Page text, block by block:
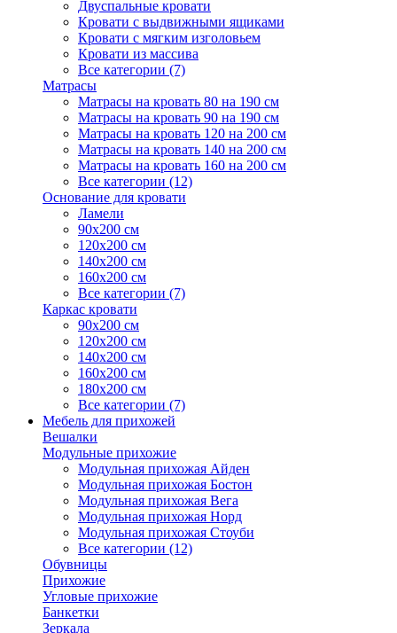
Двуспальные кровати
Кровати с выдвижными ящиками
Кровати с мягким изголовьем
Кровати из массива
Все категории (7)
Матрасы
Матрасы на кровать 80 на 190 см
Матрасы на кровать 90 на 190 см
Матрасы на кровать 120 на 200 см
Матрасы на кровать 140 на 200 см
Матрасы на кровать 160 на 200 см
Все категории (12)
Основание для кровати
Ламели
90х200 см
120х200 см
140х200 см
160х200 см
Все категории (7)
Каркас кровати
90х200 см
120х200 см
140х200 см
160х200 см
180х200 см
Все категории (7)
Мебель для прихожей
Вешалки
Модульные прихожие
Модульная прихожая Айден
Модульная прихожая Бостон
Модульная прихожая Вега
Модульная прихожая Норд
Модульная прихожая Стоуби
Все категории (12)
Обувницы
Прихожие
Угловые прихожие
Банкетки
Зеркала